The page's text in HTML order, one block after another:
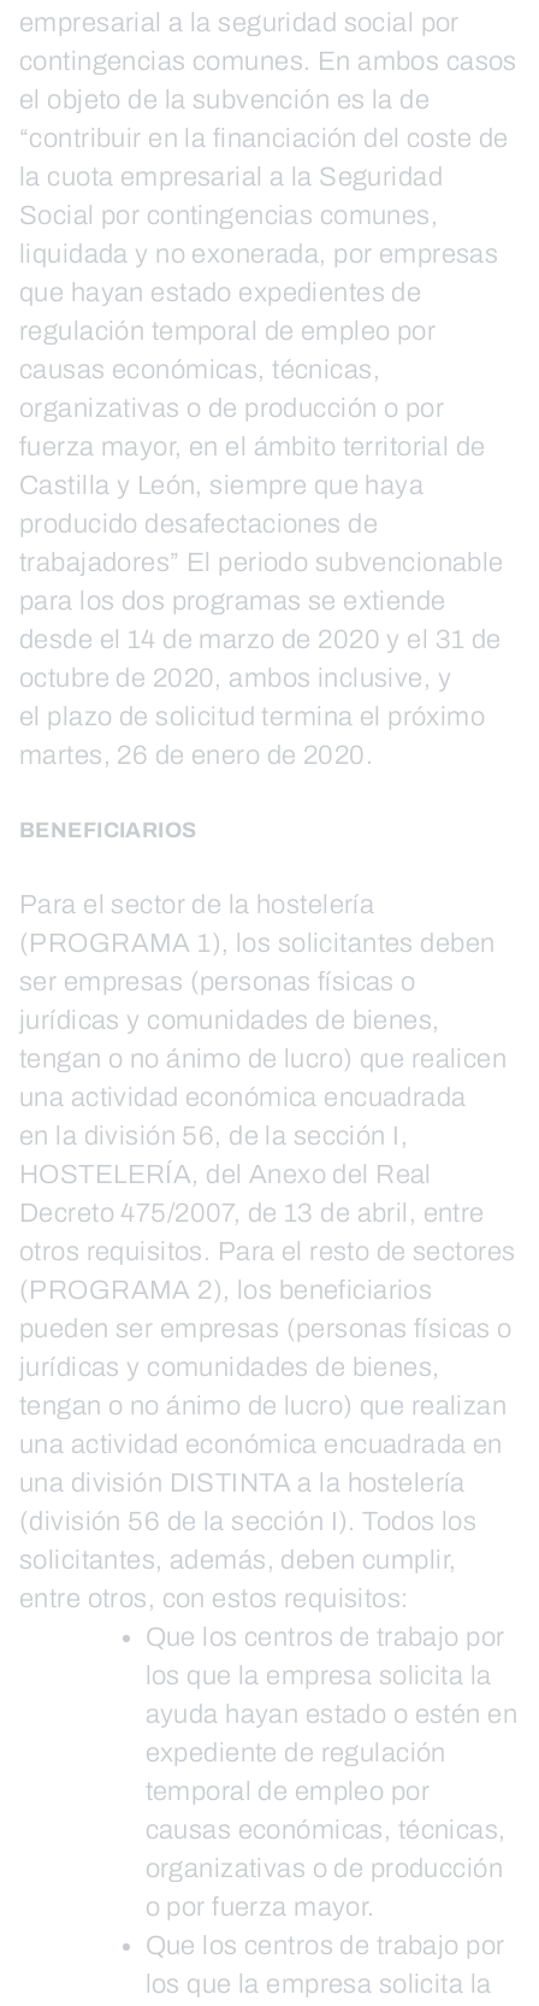
empresarial a la seguridad social por
contingencias comunes. En ambos casos
el objeto de la subvención es la de
“contribuir en la financiación del coste de
la cuota empresarial a la Seguridad
Social por contingencias comunes,
liquidada y no exonerada, por empresas
que hayan estado expedientes de
regulación temporal de empleo por
causas económicas, técnicas,
organizativas o de producción o por
fuerza mayor, en el ámbito territorial de
Castilla y León, siempre que haya
producido desafectaciones de
trabajadores” El periodo subvencionable
para los dos programas se extiende
desde el 14 de marzo de 2020 y el 31 de
octubre de 2020, ambos inclusive, y
el plazo de solicitud termina el próximo
martes, 26 de enero de 2020.
BENEFICIARIOS
Para el sector de la hostelería
(PROGRAMA 1), los solicitantes deben
ser empresas (personas físicas o
jurídicas y comunidades de bienes,
tengan o no ánimo de lucro) que realicen
una actividad económica encuadrada
en la división 56, de la sección I,
HOSTELERÍA, del Anexo del Real
Decreto 475/2007, de 13 de abril, entre
otros requisitos. Para el resto de sectores
(PROGRAMA 2), los beneficiarios
pueden ser empresas (personas físicas o
jurídicas y comunidades de bienes,
tengan o no ánimo de lucro) que realizan
una actividad económica encuadrada en
una división DISTINTA a la hostelería
(división 56 de la sección I). Todos los
solicitantes, además, deben cumplir,
entre otros, con estos requisitos:
Que los centros de trabajo por
los que la empresa solicita la
ayuda hayan estado o estén en
expediente de regulación
temporal de empleo por
causas económicas, técnicas,
organizativas o de producción
o por fuerza mayor.
Que los centros de trabajo por
los que la empresa solicita la